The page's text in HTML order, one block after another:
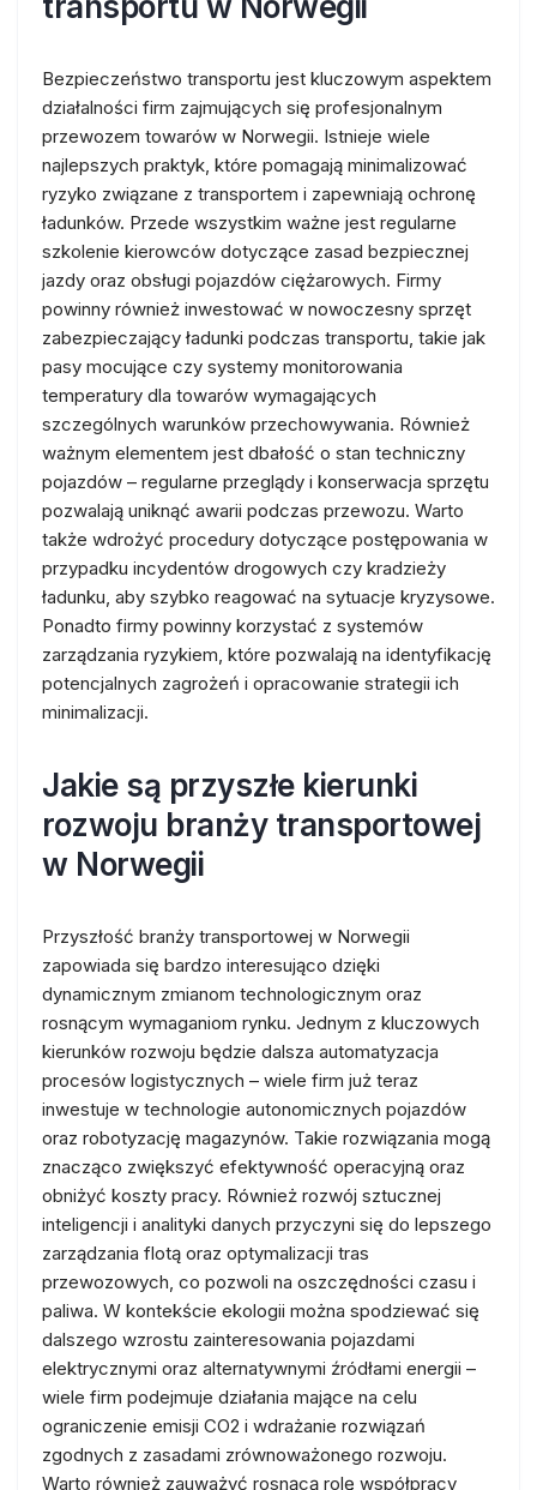
Bezpieczeństwo transportu jest kluczowym aspektem
działalności firm zajmujących się profesjonalnym
przewozem towarów w Norwegii. Istnieje wiele
najlepszych praktyk, które pomagają minimalizować
ryzyko związane z transportem i zapewniają ochronę
ładunków. Przede wszystkim ważne jest regularne
szkolenie kierowców dotyczące zasad bezpiecznej
jazdy oraz obsługi pojazdów ciężarowych. Firmy
powinny również inwestować w nowoczesny sprzęt
zabezpieczający ładunki podczas transportu, takie jak
pasy mocujące czy systemy monitorowania
temperatury dla towarów wymagających
szczególnych warunków przechowywania. Również
ważnym elementem jest dbałość o stan techniczny
pojazdów – regularne przeglądy i konserwacja sprzętu
pozwalają uniknąć awarii podczas przewozu. Warto
także wdrożyć procedury dotyczące postępowania w
przypadku incydentów drogowych czy kradzieży
ładunku, aby szybko reagować na sytuacje kryzysowe.
Ponadto firmy powinny korzystać z systemów
zarządzania ryzykiem, które pozwalają na identyfikację
potencjalnych zagrożeń i opracowanie strategii ich
minimalizacji.
Jakie są przyszłe kierunki
rozwoju branży transportowej
w Norwegii
Przyszłość branży transportowej w Norwegii
zapowiada się bardzo interesująco dzięki
dynamicznym zmianom technologicznym oraz
rosnącym wymaganiom rynku. Jednym z kluczowych
kierunków rozwoju będzie dalsza automatyzacja
procesów logistycznych – wiele firm już teraz
inwestuje w technologie autonomicznych pojazdów
oraz robotyzację magazynów. Takie rozwiązania mogą
znacząco zwiększyć efektywność operacyjną oraz
obniżyć koszty pracy. Również rozwój sztucznej
inteligencji i analityki danych przyczyni się do lepszego
zarządzania flotą oraz optymalizacji tras
przewozowych, co pozwoli na oszczędności czasu i
paliwa. W kontekście ekologii można spodziewać się
dalszego wzrostu zainteresowania pojazdami
elektrycznymi oraz alternatywnymi źródłami energii –
wiele firm podejmuje działania mające na celu
ograniczenie emisji CO2 i wdrażanie rozwiązań
zgodnych z zasadami zrównoważonego rozwoju.
Warto również zauważyć rosnącą rolę współpracy